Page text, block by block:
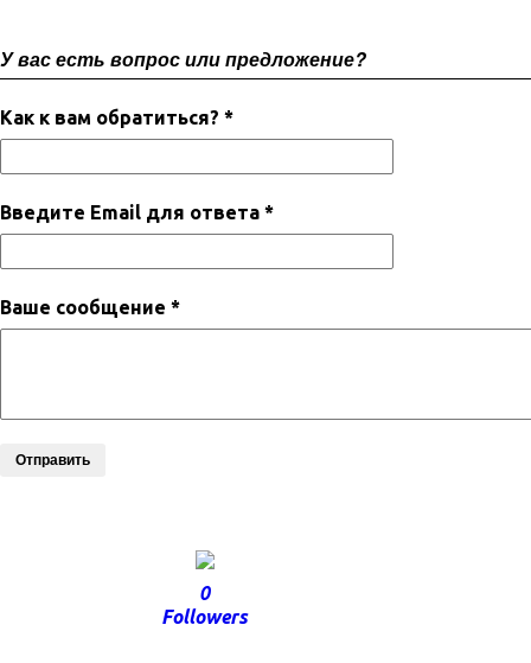
У вас есть вопрос или предложение?
Как к вам обратиться? *
Введите Email для ответа *
Ваше сообщение *
Отправить
0
Followers